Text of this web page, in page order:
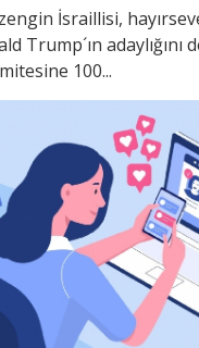
İsraillisi,
Trump´ın adaylığını
100...